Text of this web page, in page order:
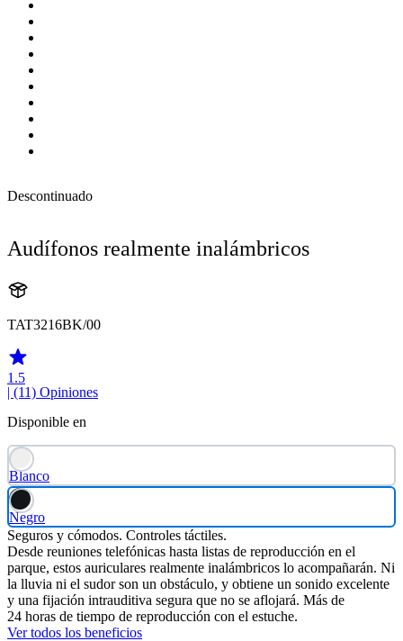
Descontinuado
Audífonos realmente inalámbricos
TAT3216BK/00
1.5
| (11) Opiniones
Disponible en
Blanco
Negro
Seguros y cómodos. Controles táctiles.
Desde reuniones telefónicas hasta listas de reproducción en el
parque, estos auriculares realmente inalámbricos lo acompañarán. Ni
la lluvia ni el sudor son un obstáculo, y obtiene un sonido excelente
y una fijación intrauditiva segura que no se aflojará. Más de
24 horas de tiempo de reproducción con el estuche.
Ver todos los beneficios